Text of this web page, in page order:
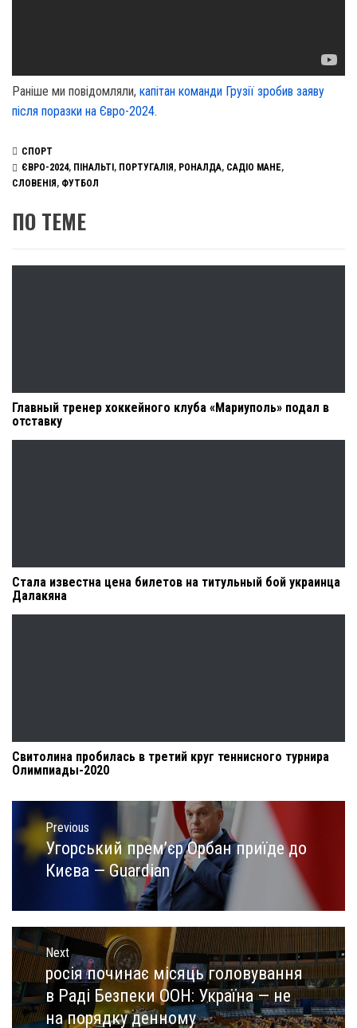
Раніше ми повідомляли, капітан команди Грузії зробив заяву
після поразки на Євро-2024.
СПОРТ
ЄВРО-2024, ПІНАЛЬТІ , ПОРТУГАЛІЯ , РОНАЛДА, САДІО МАНЕ,
СЛОВЕНІЯ, ФУТБОЛ
ПО ТЕМЕ
Главный тренер хоккейного клуба «Мариуполь» подал в
отставку
Стала известна цена билетов на титульный бой украинца
Далакяна
Свитолина пробилась в третий круг теннисного турнира
Олимпиады-2020
Навигация
по
записям
Previous
Previous
post:
Угорський прем’єр Орбан приїде до
Києва — Guardian
Next
Next
post:
росія починає місяць головування
в Раді Безпеки ООН: Україна — не
на порядку денному